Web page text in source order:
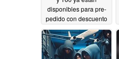
disponibles para pre-
pedido con descuento
11/28/2023